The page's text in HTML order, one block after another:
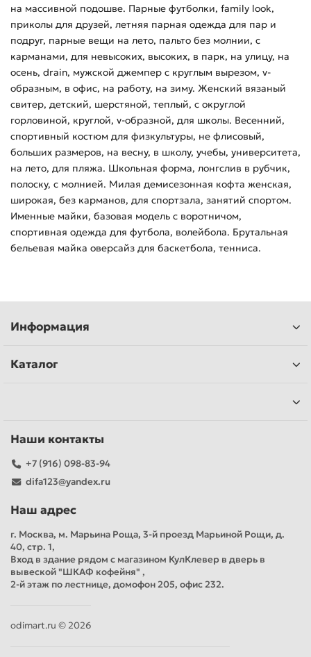
на массивной подошве. Парные футболки, family look,
приколы для друзей, летняя парная одежда для пар и
подруг, парные вещи на лето, пальто без молнии, с
карманами, для невысоких, высоких, в парк, на улицу, на
осень, drain, мужской джемпер с круглым вырезом, v-
образным, в офис, на работу, на зиму. Женский вязаный
свитер, детский, шерстяной, теплый, с округлой
горловиной, круглой, v-образной, для школы. Весенний,
спортивный костюм для физкультуры, не флисовый,
больших размеров, на весну, в школу, учебы, университета,
на лето, для пляжа. Школьная форма, лонгслив в рубчик,
полоску, с молнией. Милая демисезонная кофта женская,
широкая, без карманов, для спортзала, занятий спортом.
Именные майки, базовая модель с воротничом,
спортивная одежда для футбола, волейбола. Брутальная
бельевая майка оверсайз для баскетбола, тенниса.
Информация
Каталог
Наши контакты
+7 (916) 098-83-94
difa123@yandex.ru
Наш адрес
г. Москва, м. Марьина Роща, 3-й проезд Марьиной Рощи, д.
40, стр. 1,
Вход в здание рядом с магазином КулКлевер в дверь в
вывеской "ШКАФ кофейня" ,
2-й этаж по лестнице, домофон 205, офис 232.
odimart.ru © 2026